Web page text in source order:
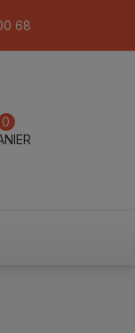
68
0